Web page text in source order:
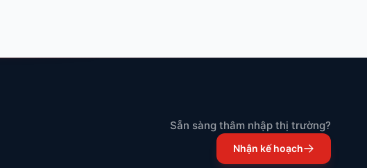
Sẵn sàng thâm nhập thị trường?
Nhận kế hoạch